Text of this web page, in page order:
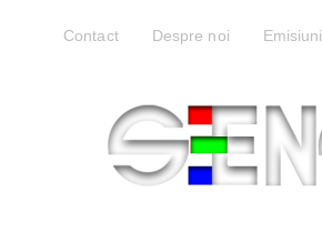
Contact Despre noi Emisiuni